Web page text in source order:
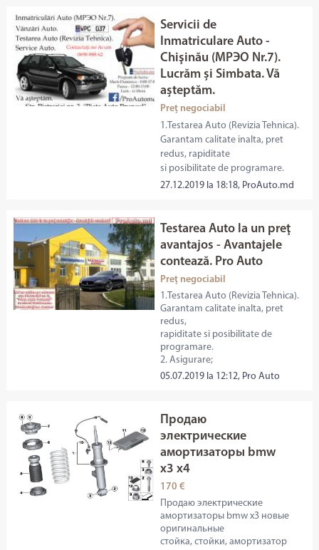
Servicii de
Inmatriculare Auto -
Chişinău (МРЭО Nr.7).
Lucrăm și Simbata. Vă
așteptăm.
Preț negociabil
1.Testarea Auto (Revizia Tehnica).
Garantam calitate inalta, pret
redus, rapiditate
si posibilitate de programare.
27.12.2019 la 18:18, ProAuto.md
Testarea Auto la un preţ
avantajos - Avantajele
contează. Pro Auto
Preț negociabil
1.Testarea Auto (Revizia Tehnica).
Garantam calitate inalta, pret
redus,
rapiditate si posibilitate de
programare.
2. Asigurare;
05.07.2019 la 12:12, Pro Auto
Продаю
электрические
амортизаторы bmw
x3 x4
170 €
Продаю электрические
амортизаторы bmw x3 новые
оригинальные
стойка, стойки, амортизатор